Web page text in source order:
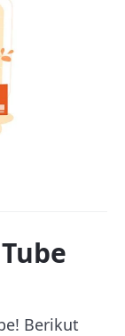
Berikut